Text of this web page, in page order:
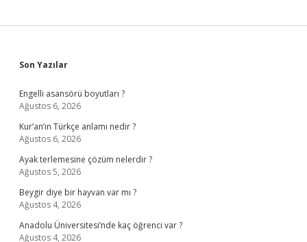
Sidebar
Son Yazılar
Engelli asansörü boyutları ?
Ağustos 6, 2026
Kur’an’ın Türkçe anlamı nedir ?
Ağustos 6, 2026
Ayak terlemesine çözüm nelerdir ?
Ağustos 5, 2026
Beygir diye bir hayvan var mı ?
Ağustos 4, 2026
Anadolu Üniversitesi’nde kaç öğrenci var ?
Ağustos 4, 2026